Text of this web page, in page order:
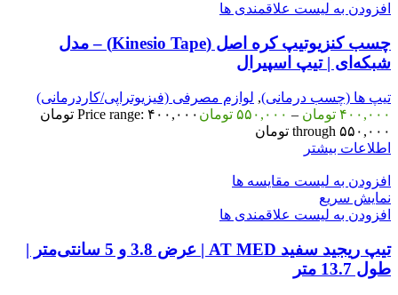
افزودن به لیست علاقمندی ها
چسب کنزیوتیپ کره اصل (Kinesio Tape) – مدل
شبکه‌ای | تیپ اسپیرال
تیپ ها (چسب درمانی), لوازم مصرفی (فیزیوتراپی/کاردرمانی)
۴۰۰,۰۰۰ تومان – ۵۵۰,۰۰۰ تومان
Price range: ۴۰۰,۰۰۰ تومان
through ۵۵۰,۰۰۰ تومان
اطلاعات بیشتر
افزودن به لیست مقایسه ها
نمایش سریع
افزودن به لیست علاقمندی ها
تیپ ریجید سفید AT MED | عرض 3.8 و 5 سانتی‌متر |
طول 13.7 متر